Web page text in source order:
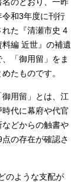
名のとおり、一昨
令和3年度に刊行
れた『清瀬市史 4
料編 近世』の補遺
、「御用留」をま
めたものです。
御用留」とは、江
時代に幕府や代官
などからの触書や
の存在が確認さ
のような支配が